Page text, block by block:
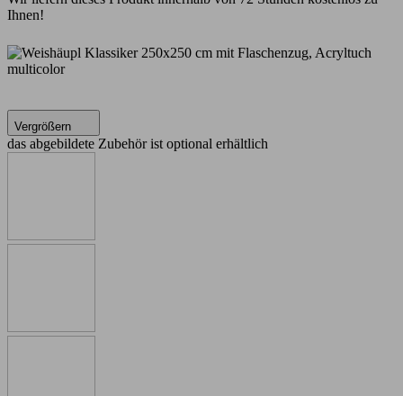
Ihnen!
Vergrößern
das abgebildete Zubehör ist optional erhältlich